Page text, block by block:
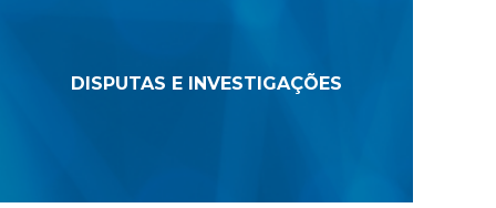
DISPUTAS E INVESTIGAÇÕES